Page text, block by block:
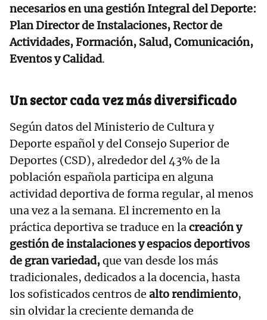
necesarios en una gestión Integral del Deporte:
Plan Director de Instalaciones, Rector de
Actividades, Formación, Salud, Comunicación,
Eventos y Calidad.
Un sector cada vez más diversificado
Según datos del Ministerio de Cultura y
Deporte español y del Consejo Superior de
Deportes (CSD), alrededor del 43% de la
población española participa en alguna
actividad deportiva de forma regular, al menos
una vez a la semana. El incremento en la
práctica deportiva se traduce en lacreación y
gestión de instalaciones y espacios deportivos
de gran variedad,que van desde los más
tradicionales, dedicados a la docencia, hasta
los sofisticados centros de alto rendimiento,
sin olvidar la creciente demanda de